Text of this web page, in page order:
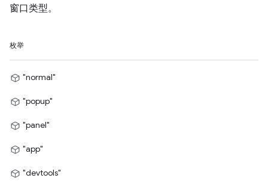
窗口类型。
枚举
"normal"
"popup"
"panel"
"app"
"devtools"